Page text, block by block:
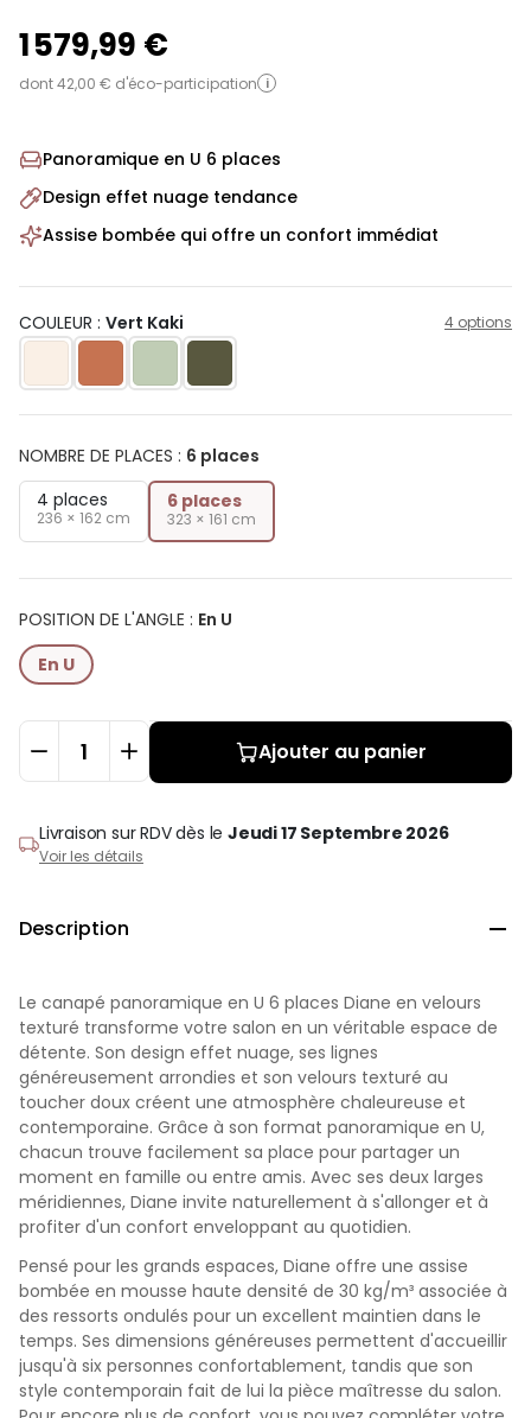
1 579,99 €
dont 42,00 € d'éco-participation i
Panoramique en U 6 places
Design effet nuage tendance
Assise bombée qui offre un confort immédiat
COULEUR : Vert Kaki 4 options
NOMBRE DE PLACES : 6 places
4 places
236 × 162 cm
6 places
323 × 161 cm
POSITION DE L'ANGLE : En U
En U
Ajouter au panier
Livraison sur RDVdès leJeudi 17 Septembre 2026
Voir les détails
Description 
Le canapé panoramique en U 6 places Diane en velours
texturé transforme votre salon en un véritable espace de
détente. Son design effet nuage, ses lignes
généreusement arrondies et son velours texturé au
toucher doux créent une atmosphère chaleureuse et
contemporaine. Grâce à son format panoramique en U,
chacun trouve facilement sa place pour partager un
moment en famille ou entre amis. Avec ses deux larges
méridiennes, Diane invite naturellement à s'allonger et à
profiter d'un confort enveloppant au quotidien.
Pensé pour les grands espaces, Diane offre une assise
bombée en mousse haute densité de 30 kg/m³ associée à
des ressorts ondulés pour un excellent maintien dans le
temps. Ses dimensions généreuses permettent d'accueillir
jusqu'à six personnes confortablement, tandis que son
style contemporain fait de lui la pièce maîtresse du salon.